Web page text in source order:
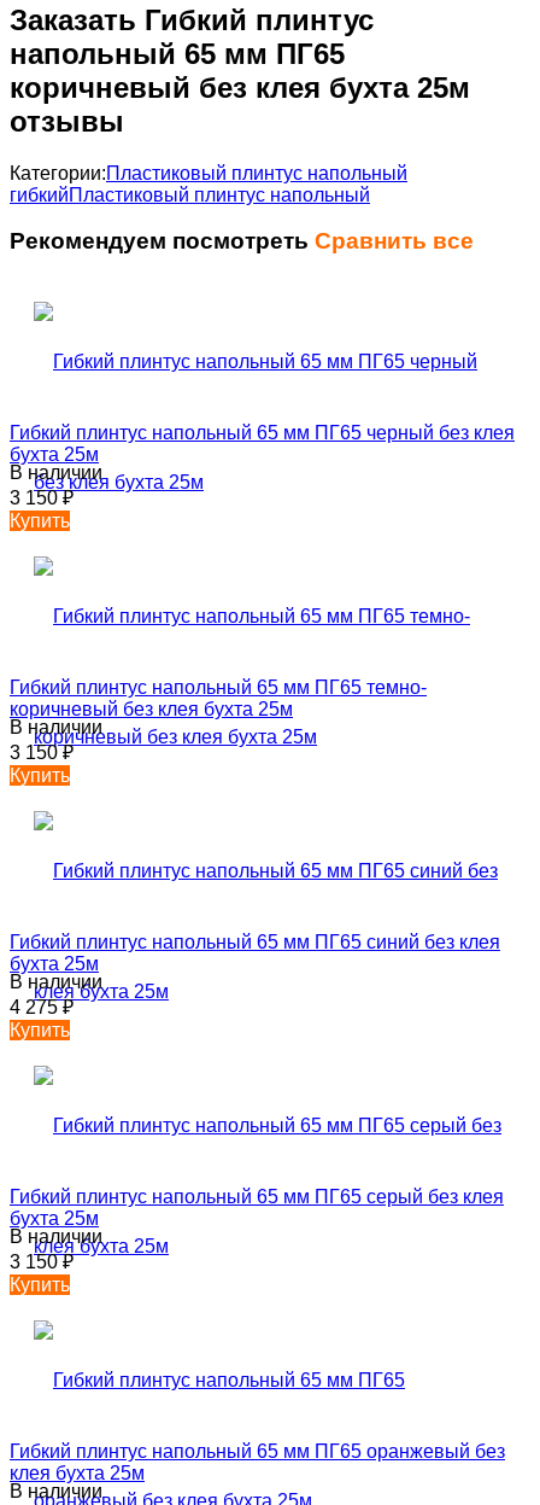
Заказать Гибкий плинтус
напольный 65 мм ПГ65
коричневый без клея бухта 25м
отзывы
Категории:Пластиковый плинтус напольный
гибкийПластиковый плинтус напольный
Рекомендуем посмотреть Сравнить все
Гибкий плинтус напольный 65 мм ПГ65 черный без клея
бухта 25м
В наличии
3 150₽
Купить
Гибкий плинтус напольный 65 мм ПГ65 темно-
коричневый без клея бухта 25м
В наличии
3 150₽
Купить
Гибкий плинтус напольный 65 мм ПГ65 синий без клея
бухта 25м
В наличии
4 275₽
Купить
Гибкий плинтус напольный 65 мм ПГ65 серый без клея
бухта 25м
В наличии
3 150₽
Купить
Гибкий плинтус напольный 65 мм ПГ65 оранжевый без
клея бухта 25м
В наличии